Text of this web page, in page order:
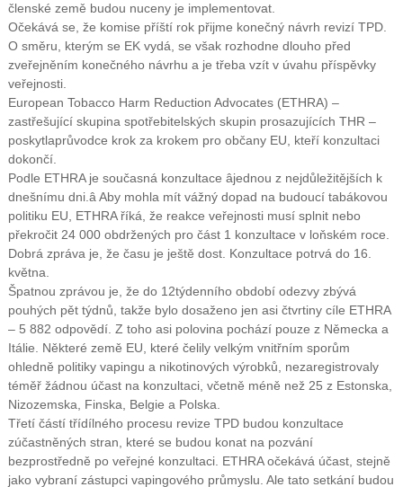
členské země budou nuceny je implementovat.
Očekává se, že komise příští rok přijme konečný návrh revizí TPD.
O směru, kterým se EK vydá, se však rozhodne dlouho před
zveřejněním konečného návrhu a je třeba vzít v úvahu příspěvky
veřejnosti.
European Tobacco Harm Reduction Advocates (ETHRA) –
zastřešující skupina spotřebitelských skupin prosazujících THR –
poskytlaprůvodce krok za krokem pro občany EU, kteří konzultaci
dokončí.
Podle ETHRA je současná konzultace âjednou z nejdůležitějších k
dnešnímu dni.â Aby mohla mít vážný dopad na budoucí tabákovou
politiku EU, ETHRA říká, že reakce veřejnosti musí splnit nebo
překročit 24 000 obdržených pro část 1 konzultace v loňském roce.
Dobrá zpráva je, že času je ještě dost. Konzultace potrvá do 16.
května.
Špatnou zprávou je, že do 12týdenního období odezvy zbývá
pouhých pět týdnů, takže bylo dosaženo jen asi čtvrtiny cíle ETHRA
– 5 882 odpovědí. Z toho asi polovina pochází pouze z Německa a
Itálie. Některé země EU, které čelily velkým vnitřním sporům
ohledně politiky vapingu a nikotinových výrobků, nezaregistrovaly
téměř žádnou účast na konzultaci, včetně méně než 25 z Estonska,
Nizozemska, Finska, Belgie a Polska.
Třetí částí třídílného procesu revize TPD budou konzultace
zúčastněných stran, které se budou konat na pozvání
bezprostředně po veřejné konzultaci. ETHRA očekává účast, stejně
jako vybraní zástupci vapingového průmyslu. Ale tato setkání budou